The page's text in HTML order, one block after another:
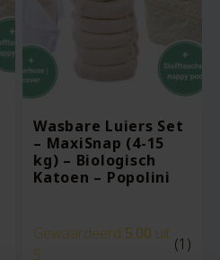
Wasbare Luiers Set
– MaxiSnap (4-15
kg) – Biologisch
Katoen – Popolini
Gewaardeerd 5.00 uit
5
(1)